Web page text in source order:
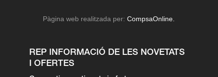
Pàgina web realitzada per:CompsaOnline.
REP INFORMACIÓ DE LES NOVETATS
I OFERTES